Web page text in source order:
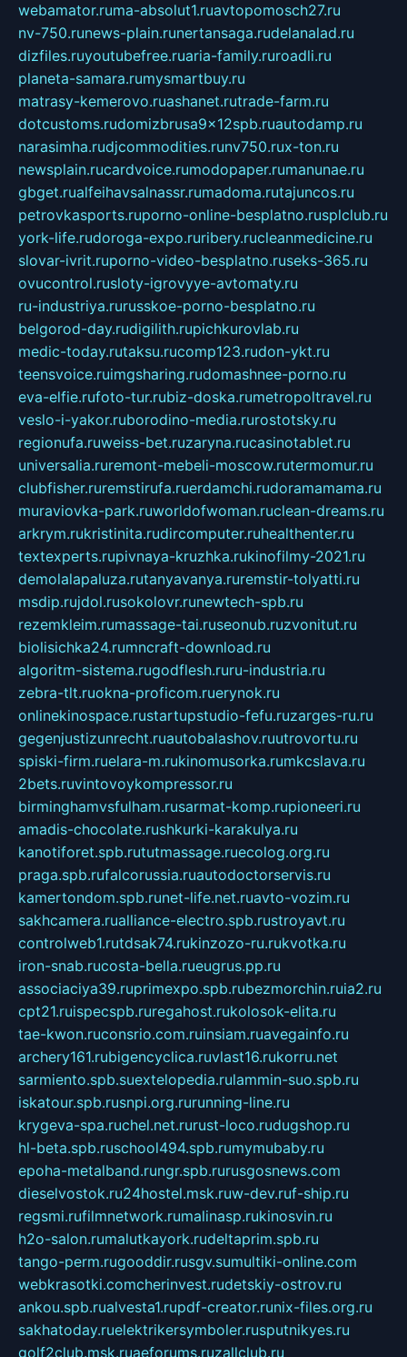
webamator.ruma-absolut1.ruavtopomosch27.ru
nv-750.runews-plain.runertansaga.rudelanalad.ru
dizfiles.ruyoutubefree.ruaria-family.ruroadli.ru
planeta-samara.rumysmartbuy.ru
matrasy-kemerovo.ruashanet.rutrade-farm.ru
dotcustoms.rudomizbrusa9x12spb.ruautodamp.ru
narasimha.rudjcommodities.runv750.rux-ton.ru
newsplain.rucardvoice.rumodopaper.rumanunae.ru
gbget.rualfeihavsalnassr.rumadoma.rutajuncos.ru
petrovkasports.ruporno-online-besplatno.rusplclub.ru
york-life.rudoroga-expo.ruribery.rucleanmedicine.ru
slovar-ivrit.ruporno-video-besplatno.ruseks-365.ru
ovucontrol.rusloty-igrovyye-avtomaty.ru
ru-industriya.rurusskoe-porno-besplatno.ru
belgorod-day.rudigilith.rupichkurovlab.ru
medic-today.rutaksu.rucomp123.rudon-ykt.ru
teensvoice.ruimgsharing.rudomashnee-porno.ru
eva-elfie.rufoto-tur.rubiz-doska.rumetropoltravel.ru
veslo-i-yakor.ruborodino-media.rurostotsky.ru
regionufa.ruweiss-bet.ruzaryna.rucasinotablet.ru
universalia.ruremont-mebeli-moscow.rutermomur.ru
clubfisher.ruremstirufa.ruerdamchi.rudoramamama.ru
muraviovka-park.ruworldofwoman.ruclean-dreams.ru
arkrym.rukristinita.rudircomputer.ruhealthenter.ru
textexperts.rupivnaya-kruzhka.rukinofilmy-2021.ru
demolalapaluza.rutanyavanya.ruremstir-tolyatti.ru
msdip.rujdol.rusokolovr.runewtech-spb.ru
rezemkleim.rumassage-tai.ruseonub.ruzvonitut.ru
biolisichka24.rumncraft-download.ru
algoritm-sistema.rugodflesh.ruru-industria.ru
zebra-tlt.ruokna-proficom.ruerynok.ru
onlinekinospace.rustartupstudio-fefu.ruzarges-ru.ru
gegenjustizunrecht.ruautobalashov.ruutrovortu.ru
spiski-firm.ruelara-m.rukinomusorka.rumkcslava.ru
2bets.ruvintovoykompressor.ru
birminghamvsfulham.rusarmat-komp.rupioneeri.ru
amadis-chocolate.rushkurki-karakulya.ru
kanotiforet.spb.rututmassage.ruecolog.org.ru
praga.spb.rufalcorussia.ruautodoctorservis.ru
kamertondom.spb.runet-life.net.ruavto-vozim.ru
sakhcamera.rualliance-electro.spb.rustroyavt.ru
controlweb1.rutdsak74.rukinzozo-ru.rukvotka.ru
iron-snab.rucosta-bella.rueugrus.pp.ru
associaciya39.ruprimexpo.spb.rubezmorchin.ruia2.ru
cpt21.ruispecspb.ruregahost.rukolosok-elita.ru
tae-kwon.ruconsrio.com.ruinsiam.ruavegainfo.ru
archery161.rubigencyclica.ruvlast16.rukorru.net
sarmiento.spb.suextelopedia.rulammin-suo.spb.ru
iskatour.spb.rusnpi.org.rurunning-line.ru
krygeva-spa.ruchel.net.rurust-loco.rudugshop.ru
hl-beta.spb.ruschool494.spb.rumymubaby.ru
epoha-metalband.rungr.spb.rurusgosnews.com
dieselvostok.ru24hostel.msk.ruw-dev.ruf-ship.ru
regsmi.rufilmnetwork.rumalinasp.rukinosvin.ru
h2o-salon.rumalutkayork.rudeltaprim.spb.ru
tango-perm.rugooddir.rusgv.sumultiki-online.com
webkrasotki.comcherinvest.rudetskiy-ostrov.ru
ankou.spb.rualvesta1.rupdf-creator.runix-files.org.ru
sakhatoday.ruelektrikersymboler.rusputnikyes.ru
golf2club.msk.ruaeforums.ruzallclub.ru